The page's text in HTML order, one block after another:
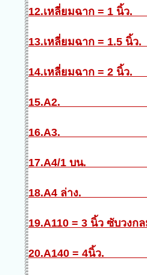
12.เหลี่ยมฉาก = 1
13.เหลี่ยมฉาก = 1.5
14.เหลี่ยมฉาก = 2
15.A2.
17.A4/1 บ
18.A4 ล่า
19.A110 = 3 นิ้ว ซับวง
20.A140 = 4นิ้